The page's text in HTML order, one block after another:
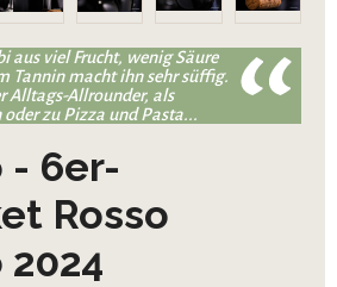
aus viel Frucht, wenig Säure
Tannin macht ihn sehr süffig.
Alltags-Allrounder, als
zu Pizza und Pasta...
- 6er-
Rosso